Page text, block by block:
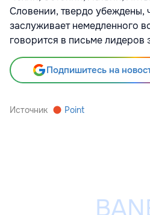
Словении, твердо убеждены,
заслуживает немедленного
говорится в письме лидеров
Подпишитесь на
Источник Point